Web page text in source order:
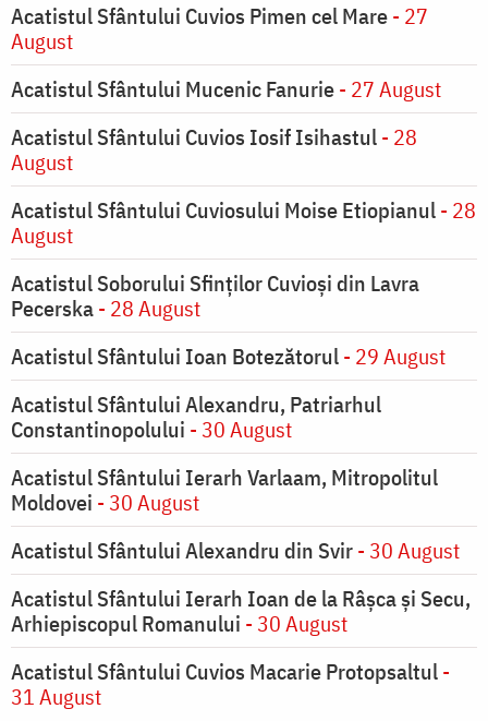
Acatistul Sfântului Cuvios Pimen cel Mare- 27
August
Acatistul Sfântului Mucenic Fanurie- 27 August
Acatistul Sfântului Cuvios Iosif Isihastul- 28
August
Acatistul Sfântului Cuviosului Moise Etiopianul- 28
August
Acatistul Soborului Sfinților Cuvioși din Lavra
Pecerska- 28 August
Acatistul Sfântului Ioan Botezătorul- 29 August
Acatistul Sfântului Alexandru, Patriarhul
Constantinopolului - 30 August
Acatistul Sfântului Ierarh Varlaam, Mitropolitul
Moldovei - 30 August
Acatistul Sfântului Alexandru din Svir- 30 August
Acatistul Sfântului Ierarh Ioan de la Râşca şi Secu,
Arhiepiscopul Romanului - 30 August
Acatistul Sfântului Cuvios Macarie Protopsaltul-
31 August